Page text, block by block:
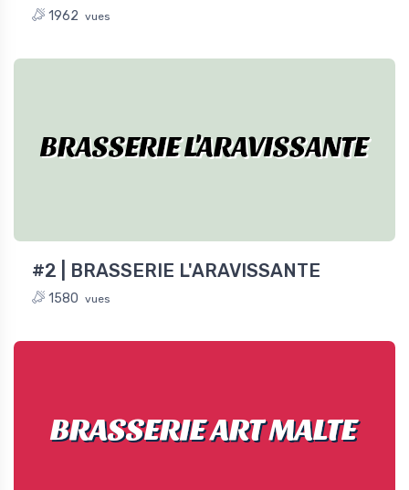
1962 vues
BRASSERIE L'ARAVISSANTE
#2 | BRASSERIE L'ARAVISSANTE
1580 vues
BRASSERIE ART MALTE